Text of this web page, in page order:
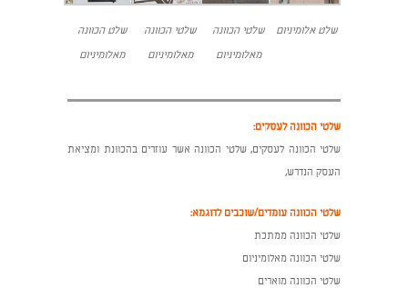
שלט אלומיניום
שלטי הכוונה
מאלומיניום
שלטי הכוונה
מאלומיניום
שלט הכוונה
מאלומיניום
שלטי הכוונה לעסקים:
שלטי הכוונה לעסקים, שלטי הכוונה אשר עוזרים בהכוונת ומציאת
העסק הנדרש,
שלטי הכוונה עומדים/שוכבים לדוגמא:
שלטי הכוונה ממתכת
שלטי הכוונה מאלומיניום
שלטי הכוונה מוארים